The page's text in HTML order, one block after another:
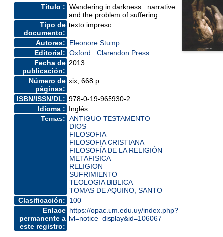
Título : Wandering in darkness : narrative
and the problem of suffering
Tipo de
documento:
texto impreso
Autores:
Eleonore Stump
Editorial: Oxford : Clarendon Press
Fecha de
publicación:
2013
Número de
páginas:
xix, 668 p.
ISBN/ISSN/DL: 978-0-19-965930-2
Idioma : Inglés
Temas: ANTIGUO TESTAMENTO
DIOS
FILOSOFIA
FILOSOFIA CRISTIANA
FILOSOFÍA DE LA RELIGIÓN
METAFISICA
RELIGION
SUFRIMIENTO
TEOLOGIA BIBLICA
TOMAS DE AQUINO, SANTO
Clasificación:
100
Enlace
permanente a
este registro:
https://opac.um.edu.uy/index.php?
lvl=notice_display&id=106067